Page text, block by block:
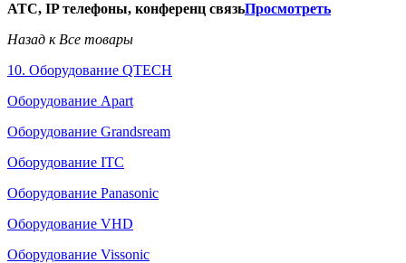
АТС, IP телефоны, конференц связьПросмотреть
Назад к Все товары
10. Оборудование QTECH
Оборудование Apart
Оборудование Grandsream
Оборудование ITC
Оборудование Panasonic
Оборудование VHD
Оборудование Vissonic